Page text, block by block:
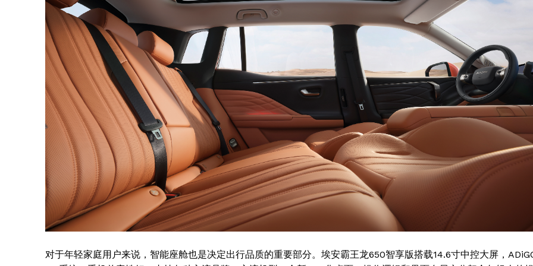
对于年轻家庭用户来说，智能座舱也是决定出行品质的重要部分。埃安霸王龙650智享版搭载14.6寸中控大屏，